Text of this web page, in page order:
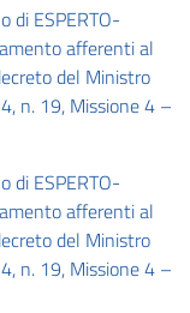
di ESPERTO-
afferenti al
del Ministro
n. 19, Missione 4 –
di ESPERTO-
afferenti al
del Ministro
n. 19, Missione 4 –